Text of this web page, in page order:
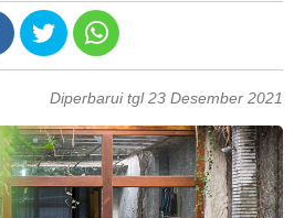
Diperbarui tgl 23 Desember 2021